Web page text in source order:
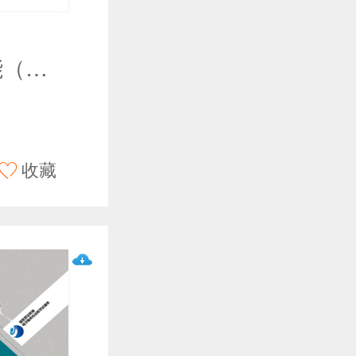
会计基本技能（第二版）
收藏